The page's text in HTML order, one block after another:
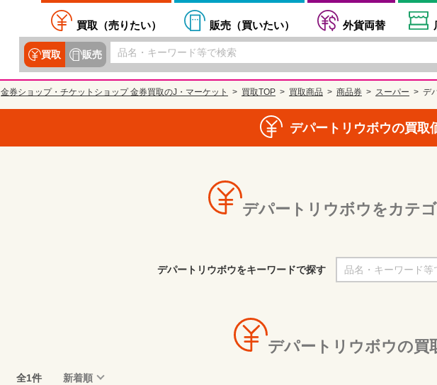
買取（売りたい） 販売（買いたい） 外貨両替
買取 販売
金券ショップ・チケットショップ 金券買取のJ・マーケット 買取TOP 買取商品 商品券 スーパー デ
デパートリウボウの買取
デパートリウボウをカテ
デパートリウボウをキーワードで探す
デパートリウボウの買
全1件 新着順